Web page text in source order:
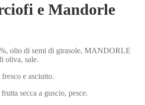
e Mandorle
olio di semi di girasole, MANDORLE
oliva, sale.
e asciutto.
secca a guscio, pesce.